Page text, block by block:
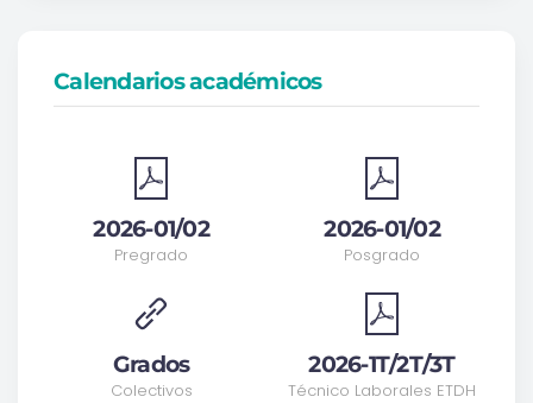
Calendarios académicos
2026-01/02
Pregrado
Grados
Colectivos
2026-01/02
Posgrado
2026-1T/2T/3T
Técnico Laborales ETDH